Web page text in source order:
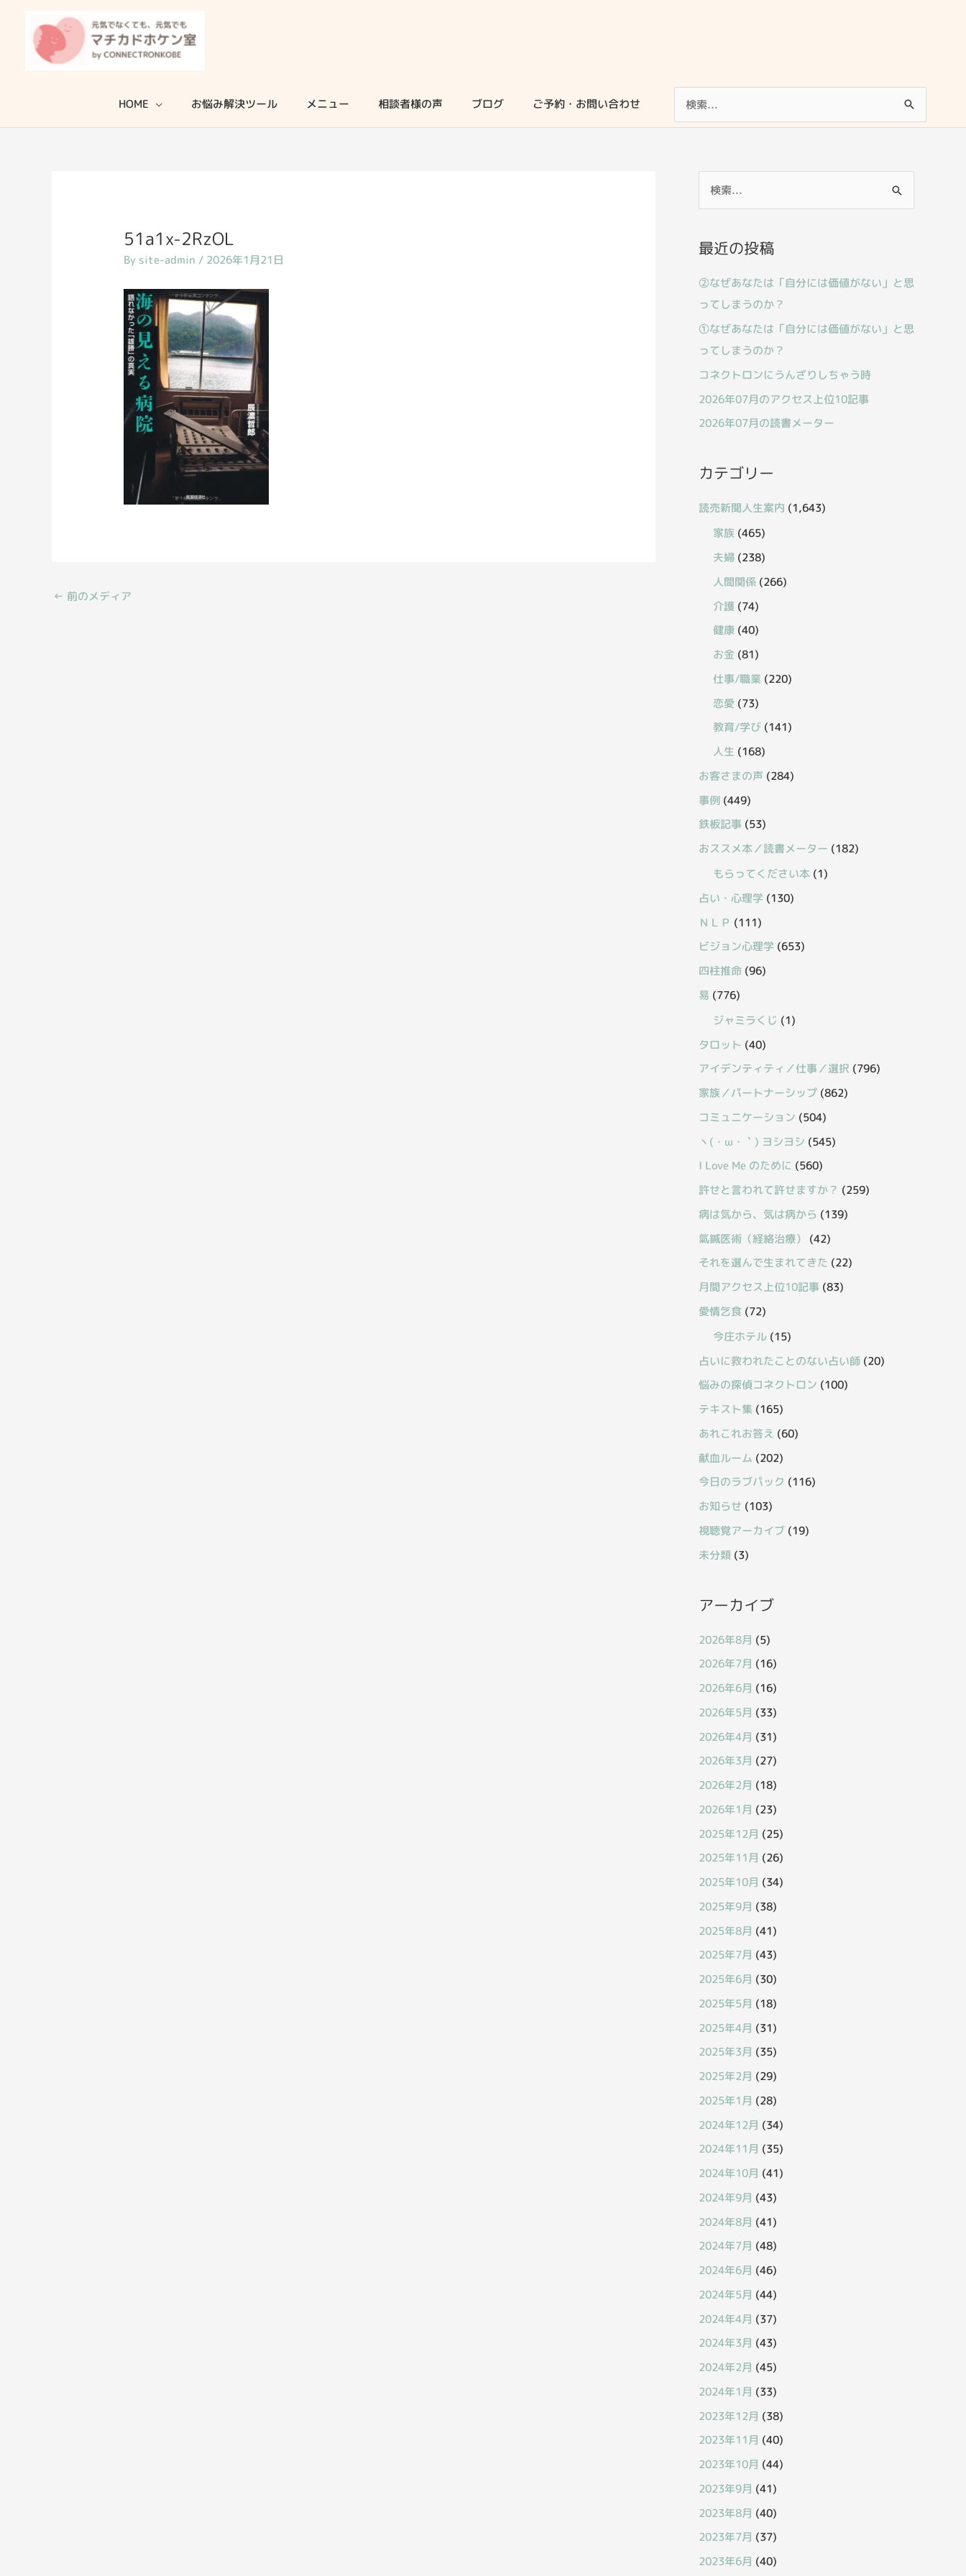
プ
HOME お悩み解決ツール メニュー 相談者様の声 ブログ ご予約・お問い合わせ
索
51a1x-2RzOL
By site-admin / 2026年1月21日
← 前のメディア
索
象
:
最近の投稿
②なぜあなたは「自分には価値がない」と思
ってしまうのか？
①なぜあなたは「自分には価値がない」と思
ってしまうのか？
コネクトロンにうんざりしちゃう時
2026年07月のアクセス上位10記事
2026年07月の読書メーター
カテゴリー
読売新聞人生案内 (1,643)
家族 (465)
夫婦 (238)
人間関係 (266)
介護 (74)
健康 (40)
お金 (81)
仕事/職業 (220)
恋愛 (73)
教育/学び (141)
人生 (168)
お客さまの声 (284)
事例 (449)
鉄板記事 (53)
おススメ本／読書メーター (182)
もらってください本 (1)
占い・心理学 (130)
ＮＬＰ (111)
ビジョン心理学 (653)
四柱推命 (96)
易 (776)
ジャミラくじ (1)
タロット (40)
アイデンティティ／仕事／選択 (796)
家族／パートナーシップ (862)
コミュニケーション (504)
丶(・ω・｀) ヨシヨシ (545)
I Love Me のために (560)
許せと言われて許せますか？ (259)
病は気から、気は病から (139)
氣鍼医術（経絡治療）
(42)
それを選んで生まれてきた (22)
月間アクセス上位10記事 (83)
愛情乞食 (72)
今庄ホテル (15)
占いに救われたことのない占い師 (20)
悩みの探偵コネクトロン (100)
テキスト集 (165)
あれこれお答え (60)
献血ルーム (202)
今日のラブパック (116)
お知らせ (103)
視聴覚アーカイブ (19)
未分類 (3)
アーカイブ
2026年8月 (5)
2026年7月 (16)
2026年6月 (16)
2026年5月 (33)
2026年4月 (31)
2026年3月 (27)
2026年2月 (18)
2026年1月 (23)
2025年12月 (25)
2025年11月 (26)
2025年10月 (34)
2025年9月 (38)
2025年8月 (41)
2025年7月 (43)
2025年6月 (30)
2025年5月 (18)
2025年4月 (31)
2025年3月 (35)
2025年2月 (29)
2025年1月 (28)
2024年12月 (34)
2024年11月 (35)
2024年10月 (41)
2024年9月 (43)
2024年8月 (41)
2024年7月 (48)
2024年6月 (46)
2024年5月 (44)
2024年4月 (37)
2024年3月 (43)
2024年2月 (45)
2024年1月 (33)
2023年12月 (38)
2023年11月 (40)
2023年10月 (44)
2023年9月 (41)
2023年8月 (40)
2023年7月 (37)
2023年6月 (40)